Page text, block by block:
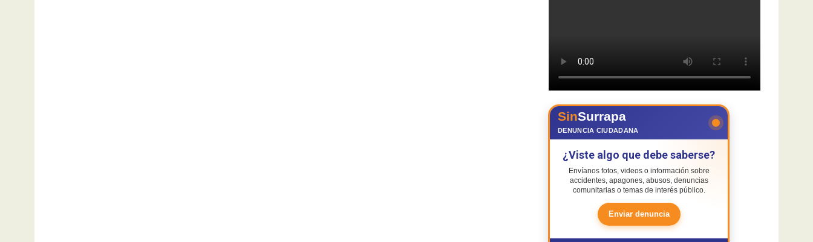
SinSurrapa
DENUNCIA CIUDADANA
¿Viste algo que debe saberse?
Envíanos fotos, videos o información sobre
accidentes, apagones, abusos, denuncias
comunitarias o temas de interés público.
Enviar denuncia